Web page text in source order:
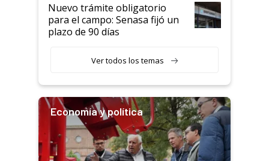
Nuevo trámite obligatorio
para el campo: Senasa fijó un
plazo de 90 días
Ver todos los temas
Economía y política